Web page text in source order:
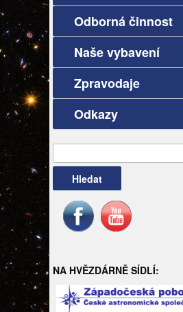
Odborná činnost
Naše vybavení
Zpravodaje
Odkazy
NA HVĚZDÁRNĚ SÍDLÍ: